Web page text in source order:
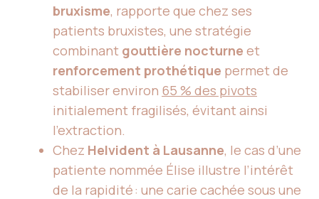
bruxisme, rapporte que chez ses
patients bruxistes, une stratégie
combinant gouttière nocturne et
renforcement prothétique permet de
stabiliser environ 65 % des pivots
initialement fragilisés, évitant ainsi
l’extraction.
Chez Helvident à Lausanne, le cas d’une
patiente nommée Élise illustre l’intérêt
de la rapidité : une carie cachée sous une